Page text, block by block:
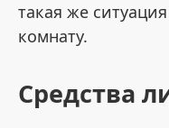
такая же
комнату.
Средства